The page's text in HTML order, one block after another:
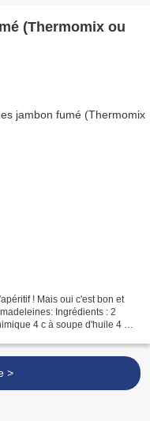
(Thermomix ou
! Mais oui c'est bon et
Ingrédients : 2
4 c à soupe d'huile 4 c à
>